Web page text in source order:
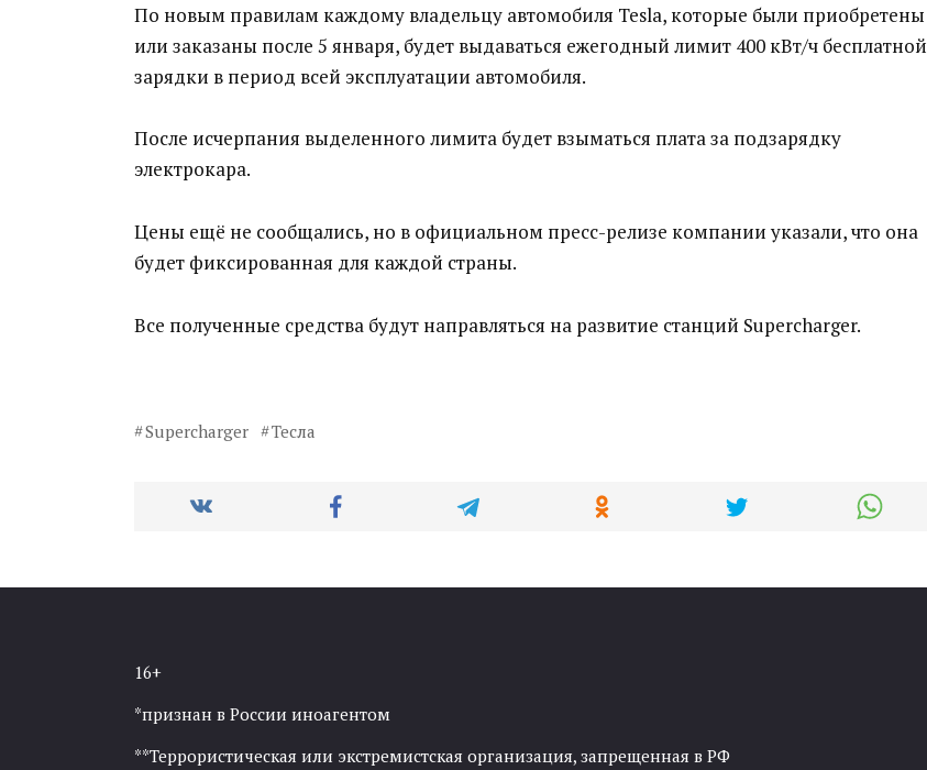
По новым правилам каждому владельцу автомобиля Tesla, которые были приобретены
или заказаны после 5 января, будет выдаваться ежегодный лимит 400 кВт/ч бесплатной
зарядки в период всей эксплуатации автомобиля.
После исчерпания выделенного лимита будет взыматься плата за подзарядку
электрокара.
Цены ещё не сообщались, но в официальном пресс-релизе компании указали, что она
будет фиксированная для каждой страны.
Все полученные средства будут направляться на развитие станций Supercharger.
Supercharger Тесла
16+
*признан в России иноагентом
**Террористическая или экстремистская организация, запрещенная в РФ